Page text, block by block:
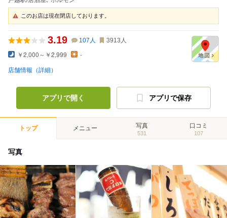
このお店は現在閉店しております。
3.19 107 人 3913 人
￥2,000～￥2,999 -
店舗情報（詳細）
アプリで開く アプリで保存
トップ メニュー 写真
531
口コミ
107
写真